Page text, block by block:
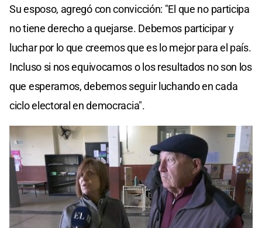
Su esposo, agregó con convicción: "El que no participa
no tiene derecho a quejarse. Debemos participar y
luchar por lo que creemos que es lo mejor para el país.
Incluso si nos equivocamos o los resultados no son los
que esperamos, debemos seguir luchando en cada
ciclo electoral en democracia".